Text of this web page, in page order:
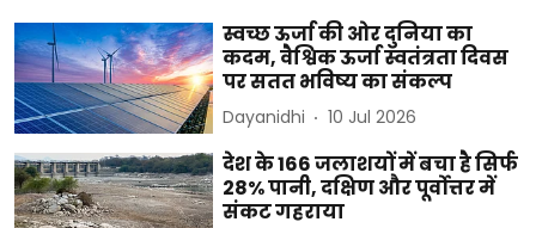
स्वच्छ ऊर्जा की ओर दुनिया का
कदम, वैश्विक ऊर्जा स्वतंत्रता दिवस
पर सतत भविष्य का संकल्प
Dayanidhi 10 Jul 2026
देश के 166 जलाशयों में बचा है सिर्फ
28% पानी, दक्षिण और पूर्वोत्तर में
संकट गहराया